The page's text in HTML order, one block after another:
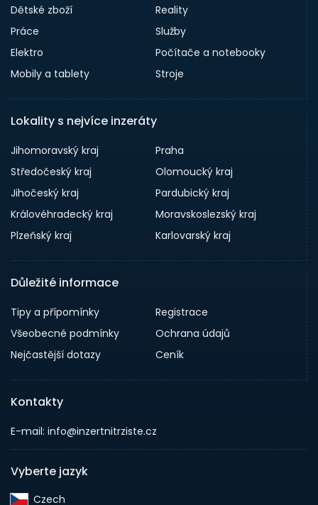
Dětské zboží
Reality
Práce
Služby
Elektro
Počítače a notebooky
Mobily a tablety
Stroje
Lokality s nejvíce inzeráty
Jihomoravský kraj
Praha
Středočeský kraj
Olomoucký kraj
Jihočeský kraj
Pardubický kraj
Královéhradecký kraj
Moravskoslezský kraj
Plzeňský kraj
Karlovarský kraj
Důležité informace
Tipy a přípomínky
Registrace
Všeobecné podmínky
Ochrana údajů
Nejčastější dotazy
Ceník
Kontakty
E-mail: info@inzertnitrziste.cz
Vyberte jazyk
Czech‎